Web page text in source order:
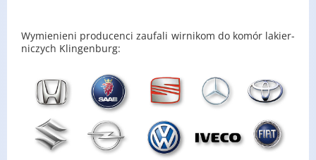
Wy­mie­nie­ni pro­du­cen­ci za­ufa­li wir­ni­kom do komór la­kier­
ni­czych Klin­gen­burg: